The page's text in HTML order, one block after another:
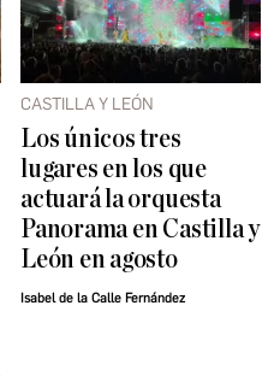
CASTILLA Y LEÓN
Los únicos tres
lugares en los que
actuará la orquesta
Panorama en Castilla y
León en agosto
Isabel de la Calle Fernández